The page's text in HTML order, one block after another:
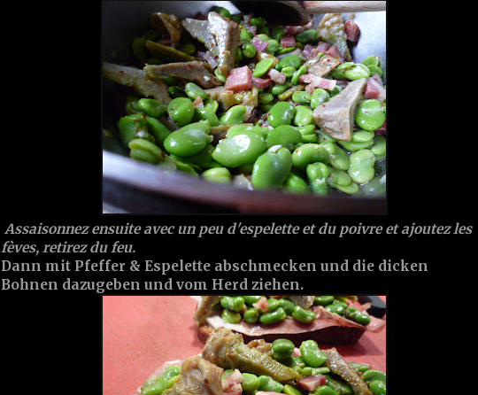
Assaisonnez ensuite avec un peu d'espelette et du poivre et ajoutez les
fèves, retirez du feu.
Dann mit Pfeffer & Espelette abschmecken und die dicken
Bohnen dazugeben und vom Herd ziehen.